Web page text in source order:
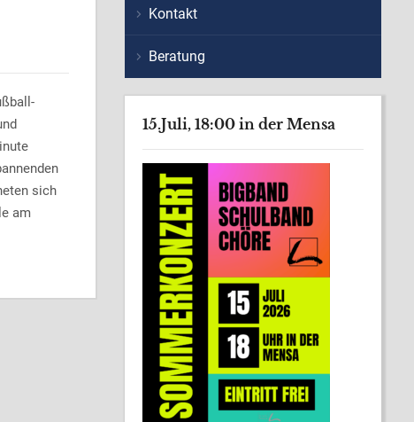
sich
am
Kontakt
Beratung
15.Juli, 18:00 in der Mensa